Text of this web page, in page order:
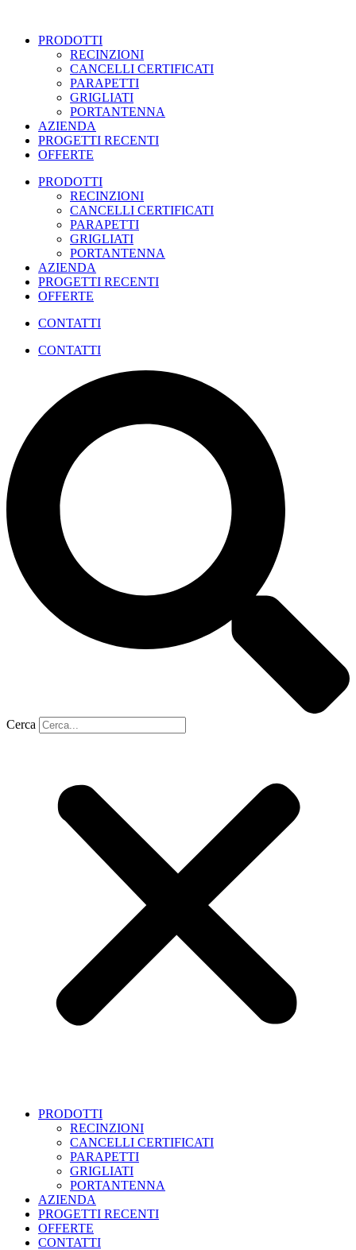
contenutoPRODOTTI
RECINZIONI
CANCELLI CERTIFICATI
PARAPETTI
GRIGLIATI
PORTANTENNA
AZIENDA
PROGETTI RECENTI
OFFERTE
PRODOTTI
RECINZIONI
CANCELLI CERTIFICATI
PARAPETTI
GRIGLIATI
PORTANTENNA
AZIENDA
PROGETTI RECENTI
OFFERTE
CONTATTI
CONTATTI
Cerca
PRODOTTI
RECINZIONI
CANCELLI CERTIFICATI
PARAPETTI
GRIGLIATI
PORTANTENNA
AZIENDA
PROGETTI RECENTI
OFFERTE
CONTATTI